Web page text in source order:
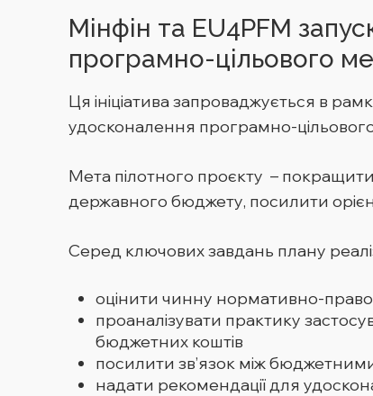
Мінфін та EU4PFM
програмно-цільового
Ця ініціатива запроваджується в
удосконалення програмно-
Мета пілотного проєкту –
державного бюджету, посилити
Серед ключових завдань плану
⁠оцінити чинну нормативно-
⁠проаналізувати практику
бюджетних коштів
⁠посилити зв’язок між
⁠⁠надати рекомендації для